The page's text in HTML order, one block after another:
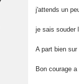
j'attends un
je sais souder
A part bien
Bon courage